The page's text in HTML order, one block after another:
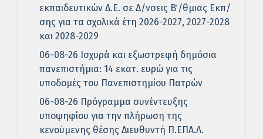
εκπαιδευτικών Δ.Ε. σε Δ/νσεις Β΄/θμιας Εκπ/
σης για τα σχολικά έτη 2026-2027, 2027-2028
και 2028-2029
06-08-26 Ισχυρά και εξωστρεφή δημόσια
πανεπιστήμια: 14 εκατ. ευρώ για τις
υποδομές του Πανεπιστημίου Πατρών
06-08-26 Πρόγραμμα συνέντευξης
υποψηφίου για την πλήρωση της
κενούμενης θέσης Διευθυντή Π.ΕΠΑ.Λ.